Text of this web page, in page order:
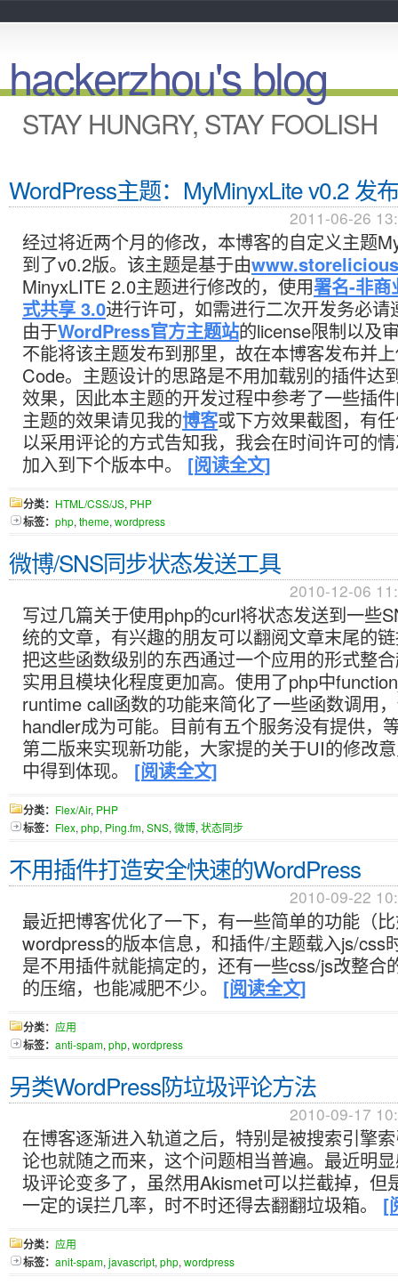
hackerzhou's blog
STAY HUNGRY, STAY FOOLISH
WordPress主题：MyMinyxLite v0.2 发布
2011-06-26
经过将近两个月的修改，本博客的自定义主题
到了v0.2版。该主题是基于由
MinyxLITE 2.0主题进行修改的，使用署名-非商
式共享 3.0进行许可，如需进行二次开发务必请
由于WordPress官方主题站的license限制以及
不能将该主题发布到那里，故在本博客发布并
Code。主题设计的思路是不用加载别的插件达
效果，因此本主题的开发过程中参考了一些插
主题的效果请见我的博客或下方效果截图，有
以采用评论的方式告知我，我会在时间许可的
加入到下个版本中。 [阅读全文]
分类： HTML/CSS/JS, PHP
标签： php, theme, wordpress
微博/SNS同步状态发送工具
2010-12-06
写过几篇关于使用php的curl将状态发送到一些
统的文章，有兴趣的朋友可以翻阅文章末尾的
把这些函数级别的东西通过一个应用的形式整
实用且模块化程度更加高。使用了php中
runtime call函数的功能来简化了一些函数调用
handler成为可能。目前有五个服务没有提供，
第二版来实现新功能，大家提的关于UI的修改
中得到体现。 [阅读全文]
分类： Flex/Air, PHP
标签： Flex, php, Ping.fm, SNS, 微博, 状态同步
不用插件打造安全快速的WordPress
2010-09-22
最近把博客优化了一下，有一些简单的功能（
wordpress的版本信息，和插件/主题载入js/css
是不用插件就能搞定的，还有一些css/js改整合
的压缩，也能减肥不少。 [阅读全文]
分类： 应用
标签： anti-spam, php, wordpress
另类WordPress防垃圾评论方法
2010-09-17
在博客逐渐进入轨道之后，特别是被搜索引擎
论也就随之而来，这个问题相当普遍。最近明
圾评论变多了，虽然用Akismet可以拦截掉，但
一定的误拦几率，时不时还得去翻翻垃圾箱。 [
分类： 应用
标签： anit-spam, javascript, php, wordpress